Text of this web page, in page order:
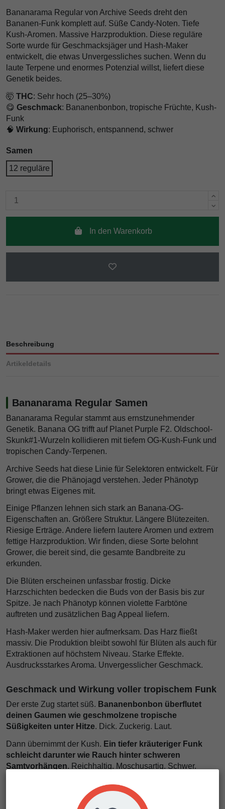
Bananarama Regular von Archive Seeds dreht den
Bananen-Funk komplett auf. Süße Candy-Noten. Tiefe
Kush-Aromen. Massive Harzproduktion. Diese reguläre
Sorte wurde für Geschmacksjäger und Hash-Maker
entwickelt, die etwas Unvergessliches suchen. Wenn du
laute Terpene und enormes Potenzial willst, liefert diese
Genetik beides.
🤯 THC: Sehr hoch (25–30%)
😋 Geschmack: Bananenbonbon, tropische Früchte, Kush-
Funk
🧠 Wirkung: Euphorisch, entspannend, schwer
Samen
12 reguläre
In den Warenkorb
Beschreibung
Artikeldetails
Bananarama Regular Samen
Bananarama Regular stammt aus ernstzunehmender
Genetik. Banana OG trifft auf Planet Purple F2. Oldschool-
Skunk#1-Wurzeln kollidieren mit tiefem OG-Kush-Funk und
tropischen Candy-Terpenen.
Archive Seeds hat diese Linie für Selektoren entwickelt. Für
Grower, die die Phänojagd verstehen. Jeder Phänotyp
bringt etwas Eigenes mit.
Einige Pflanzen lehnen sich stark an Banana-OG-
Eigenschaften an. Größere Struktur. Längere Blütezeiten.
Riesige Erträge. Andere liefern lautere Aromen und extrem
fettige Harzproduktion. Wir finden, diese Sorte belohnt
Grower, die bereit sind, die gesamte Bandbreite zu
erkunden.
Die Blüten erscheinen unfassbar frostig. Dicke
Harzschichten bedecken die Buds von der Basis bis zur
Spitze. Je nach Phänotyp können violette Farbtöne
auftreten und zusätzlichen Bag Appeal liefern.
Hash-Maker werden hier aufmerksam. Das Harz fließt
massiv. Die Produktion bleibt sowohl für Blüten als auch für
Extraktionen auf höchstem Niveau. Starke Effekte.
Ausdrucksstarkes Aroma. Unvergesslicher Geschmack.
Geschmack und Wirkung voller tropischem Funk
Der erste Zug startet süß. Bananenbonbon überflutet
deinen Gaumen wie geschmolzene tropische
Süßigkeiten unter Hitze. Dick. Zuckerig. Laut.
Dann übernimmt der Kush. Ein tiefer kräuteriger Funk
schleicht darunter wie Rauch hinter schweren
Samtvorhängen. Reichhaltig. Moschusartig. Schwer.
Einige Phänotypen bringen zusätzliche Ebenen mit.
Gebratene Kochbanane. Tropische Zesten. Sogar süßes
Candy-Gas im Hintergrund.